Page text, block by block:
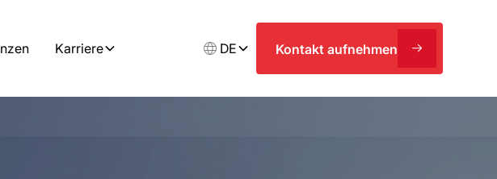
Karriere DE Kontakt aufnehmen